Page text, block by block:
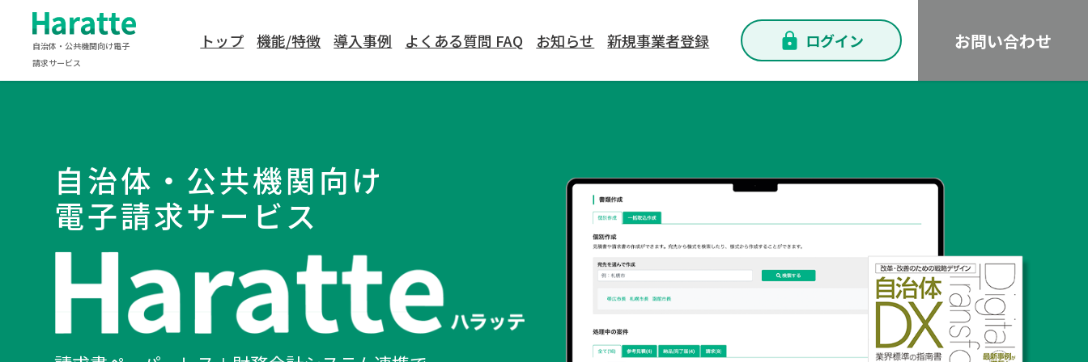
自治体・公共機関向け電子
請求サービス
トップ 機能/特徴 導入事例 よくある質問 FAQ お知らせ 新規事業者登録 ログイン お問い合わせ
自治体・公共機関向け
電子請求サービス